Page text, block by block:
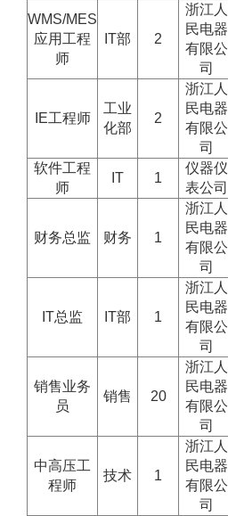
WMS/MES
应用工程
师
IT部 2
浙江人
民电器
有限公
司
IE工程师
工业
化部
2
浙江人
民电器
有限公
司
软件工程
师
IT 1
仪器仪
表公司
财务总监 财务 1
浙江人
民电器
有限公
司
IT总监 IT部 1
浙江人
民电器
有限公
司
销售业务
员
销售 20
浙江人
民电器
有限公
司
中高压工
程师
技术 1
浙江人
民电器
有限公
司